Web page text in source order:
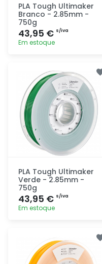
PLA Tough Ultimaker
Branco - 2.85mm -
750g
43,95 € s/iva
Em estoque
rapidamente
PLA Tough Ultimaker
Verde - 2.85mm -
750g
43,95 € s/iva
Em estoque
rapidamente